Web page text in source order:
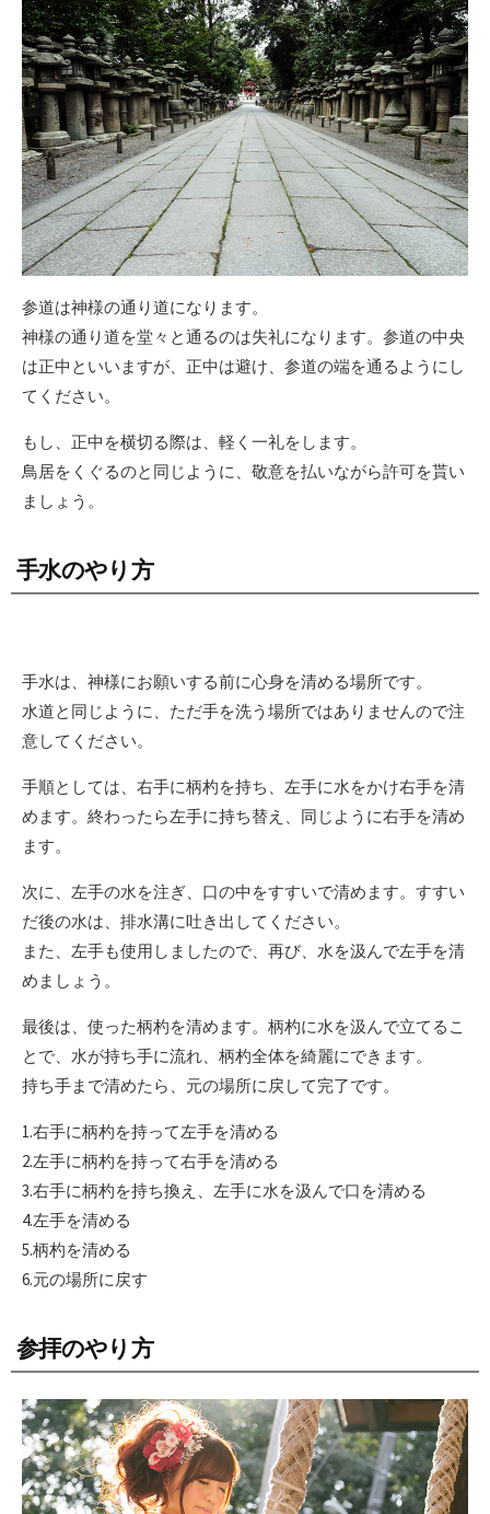
参道は神様の通り道になります。
神様の通り道を堂々と通るのは失礼になります。参道の中央
は正中といいますが、正中は避け、参道の端を通るようにし
てください。
もし、正中を横切る際は、軽く一礼をします。
鳥居をくぐるのと同じように、敬意を払いながら許可を貰い
ましょう。
手水のやり方
手水は、神様にお願いする前に心身を清める場所です。
水道と同じように、ただ手を洗う場所ではありませんので注
意してください。
手順としては、右手に柄杓を持ち、左手に水をかけ右手を清
めます。終わったら左手に持ち替え、同じように右手を清め
ます。
次に、左手の水を注ぎ、口の中をすすいで清めます。すすい
だ後の水は、排水溝に吐き出してください。
また、左手も使用しましたので、再び、水を汲んで左手を清
めましょう。
最後は、使った柄杓を清めます。柄杓に水を汲んで立てるこ
とで、水が持ち手に流れ、柄杓全体を綺麗にできます。
持ち手まで清めたら、元の場所に戻して完了です。
1.右手に柄杓を持って左手を清める
2.左手に柄杓を持って右手を清める
3.右手に柄杓を持ち換え、左手に水を汲んで口を清める
4.左手を清める
5.柄杓を清める
6.元の場所に戻す
参拝のやり方